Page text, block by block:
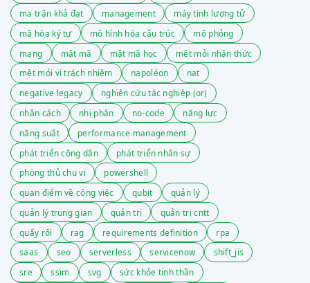
ma trận khả đạt
management
máy tính lượng tử
mã hóa ký tự
mô hình hóa cấu trúc
mô phỏng
mạng
mật mã mật mã học
mệt mỏi nhận thức
mệt mỏi vì trách nhiệm
napoléon
nat
negative legacy
nghiên cứu tác nghiệp (or)
nhân cách
nhị phân no-code
năng lực
năng suất
performance management
phát triển công dân
phát triển nhân sự
phòng thủ chu vi
powershell
quan điểm về công việc
qubit
quản lý
quản lý trung gian
quản trị
quản trị cntt
quấy rối
rag requirements definition
rpa
saas
seo serverless servicenow
shift_jis
sre
ssim svg
sức khỏe tinh thần